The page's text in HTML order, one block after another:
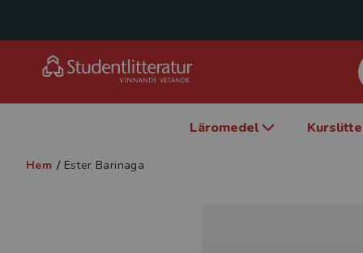
Läromedel
Hem / Ester Barinaga